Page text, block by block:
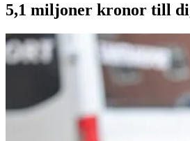
5,1 miljoner kronor till